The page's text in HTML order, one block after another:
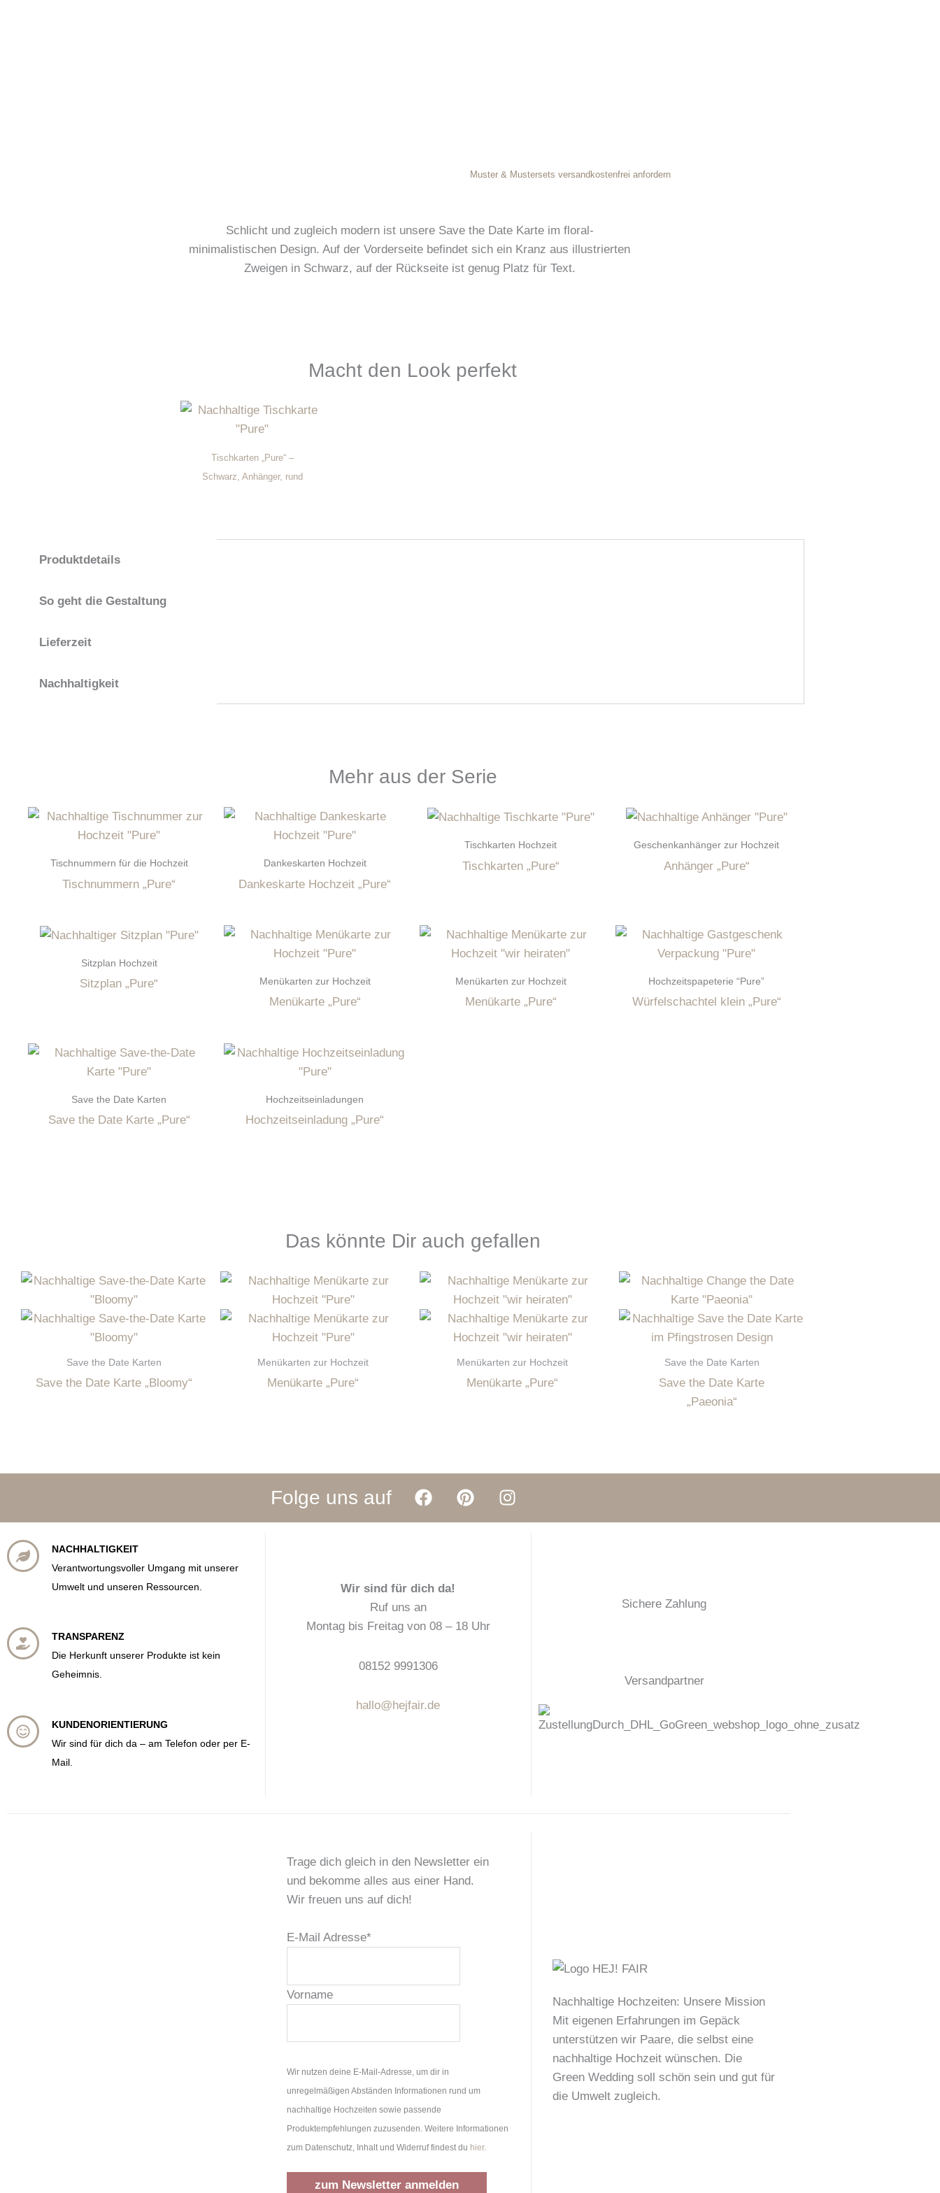
Muster & Mustersets versandkostenfrei anfordern
Schlicht und zugleich modern ist unsere Save the Date Karte im floral-
minimalistischen Design. Auf der Vorderseite befindet sich ein Kranz aus illustrierten
Zweigen in Schwarz, auf der Rückseite ist genug Platz für Text.
Macht den Look perfekt
Tischkarten „Pure“ –
Schwarz, Anhänger, rund
Produktdetails
So geht die Gestaltung
Lieferzeit
Nachhaltigkeit
Mehr aus der Serie
Tischnummern für die Hochzeit
Tischnummern „Pure“
Dankeskarten Hochzeit
Dankeskarte Hochzeit „Pure“
Tischkarten Hochzeit
Tischkarten „Pure“
Geschenkanhänger zur Hochzeit
Anhänger „Pure“
Sitzplan Hochzeit
Sitzplan „Pure“ Menükarten zur Hochzeit
Menükarte „Pure“
Menükarten zur Hochzeit
Menükarte „Pure“
Hochzeitspapeterie “Pure”
Würfelschachtel klein „Pure“
Save the Date Karten
Save the Date Karte „Pure“
Hochzeitseinladungen
Hochzeitseinladung „Pure“
Das könnte Dir auch gefallen
Save the Date Karten
Save the Date Karte „Bloomy“
Menükarten zur Hochzeit
Menükarte „Pure“
Menükarten zur Hochzeit
Menükarte „Pure“
Save the Date Karten
Save the Date Karte
„Paeonia“
Folge uns auf
F
a
c
o
k
P
i
n
t
I
n
s
NACHHALTIGKEIT
Verantwortungsvoller Umgang mit unserer
Umwelt und unseren Ressourcen.
TRANSPARENZ
Die Herkunft unserer Produkte ist kein
Geheimnis.
KUNDENORIENTIERUNG
Wir sind für dich da – am Telefon oder per E-
Mail.
Wir sind für dich da!
Ruf uns an
Montag bis Freitag von 08 – 18 Uhr
08152 9991306
hallo@hejfair.de
Sichere Zahlung
Versandpartner
Trage dich gleich in den Newsletter ein
und bekomme alles aus einer Hand.
Wir freuen uns auf dich!
E-Mail Adresse*
Vorname
Wir nutzen deine E-Mail-Adresse, um dir in
unregelmäßigen Abständen Informationen rund um
nachhaltige Hochzeiten sowie passende
Produktempfehlungen zuzusenden. Weitere Informationen
zum Datenschutz, Inhalt und Widerruf findest du hier.
Nachhaltige Hochzeiten: Unsere Mission
Mit eigenen Erfahrungen im Gepäck
unterstützen wir Paare, die selbst eine
nachhaltige Hochzeit wünschen. Die
Green Wedding soll schön sein und gut für
die Umwelt zugleich.